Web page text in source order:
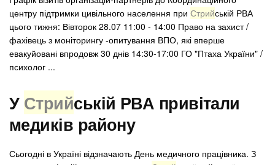
центру підтримки цивільного населення при Стрийській РВА
цього тижня: Вівторок 28.07 11:00 - 14:00 Право на захист /
фахівець з моніторингу -опитування ВПО, які вперше
евакуйовані впродовж 30 днів 14:30-17:00 ГО "Птаха України" /
психолог ...
У Стрийській РВА привітали
медиків району
Сьогодні в Україні відзначають День медичного працівника. З